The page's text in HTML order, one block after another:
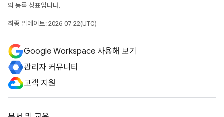
의 등록 상표입니다.
최종 업데이트: 2026-07-22(UTC)
Google Workspace 사용해 보기
관리자 커뮤니티
고객 지원